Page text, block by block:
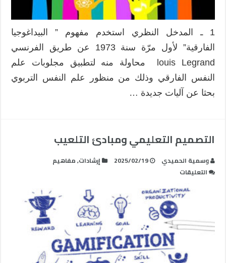
1 ـ المدخل النظري استخدم مفهوم ” البيداغوجيا
الفارقية” لأول مرّة سنة 1973 عن طريق الفرنسي
louis Legrand محاولة منه لتطبيق مجلوبات علم
النفس الفارقي وذلك من منظور علم النفس التربوي
بحثا عن آليات جديدة …
التصميم التعليمي ومبادئ التلعيب
وسمية الحميدي 2025/02/19 إرشادات,مفاهيم
التعليقات
التعليمي
ومبادئ
التلعيب
مغلقة